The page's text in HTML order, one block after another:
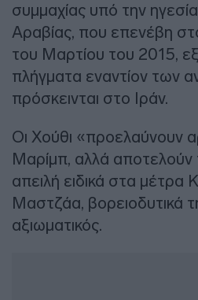
συμμαχίας υπό την
Αραβίας, που επενέβη
του Μαρτίου του 2015,
πλήγματα εναντίον των
πρόσκεινται στο Ιράν.
Οι Χούθι «προελαύνουν
Μαρίμπ, αλλά αποτελούν
απειλή ειδικά στα μέτρα
Μαστζάα, βορειοδυτικά
αξιωματικός.